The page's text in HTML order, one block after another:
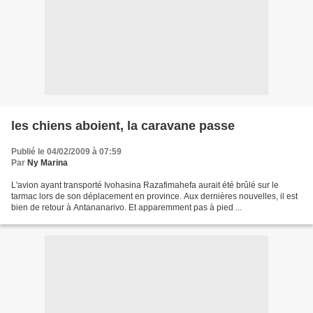
les chiens aboient, la caravane passe
Publié le 04/02/2009 à 07:59
Par Ny Marina
L'avion ayant transporté Ivohasina Razafimahefa aurait été brûlé sur le
tarmac lors de son déplacement en province. Aux dernières nouvelles, il est
bien de retour à Antananarivo. Et apparemment pas à pied ...